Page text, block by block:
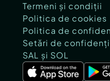
Termeni și condiții
Politica de cookies
Politica de
Setări de
SAL și SOL